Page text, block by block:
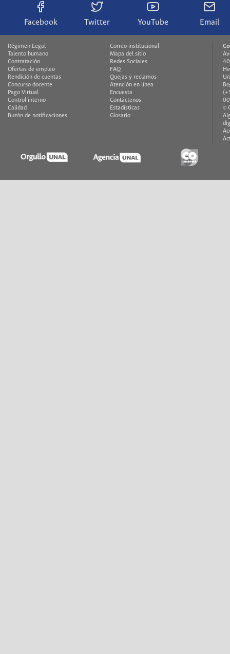
Facebook Twitter YouTube Email
Régimen Legal
Talento humano
Contratación
Ofertas de empleo
Rendición de cuentas
Concurso docente
Pago Virtual
Control interno
Calidad
Buzón de notificaciones
Correo institucional
Mapa del sitio
Redes Sociales
FAQ
Quejas y reclamos
Atención en línea
Encuesta
Contáctenos
Estadísticas
Glosario
©